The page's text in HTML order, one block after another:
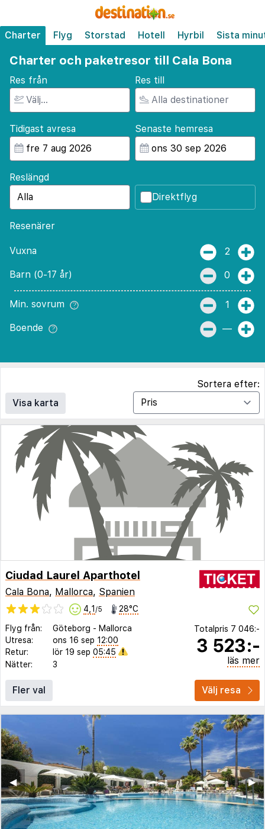
Charter Flyg Storstad Hotell Hyrbil Sista
Charter och paketresor till Cala Bona
Res från Res till
Tidigast avresa Senaste hemresa
Reslängd
Direktflyg
Resenärer
Vuxna 2
Barn (0-17 år) 0
Min. sovrum 1
Boende —
Visa karta
Sortera efter:
Ciudad Laurel Aparthotel
Cala Bona, Mallorca, Spanien
4,1 /5 28°C
Flyg från: Göteborg - Mallorca
Utresa:
ons 16 sep 12:00
Retur:
lör 19 sep 05:45
Nätter:
3
Totalpris 7 046:-
3 523:-
läs mer
Fler val Välj resa
▶︎
◀︎